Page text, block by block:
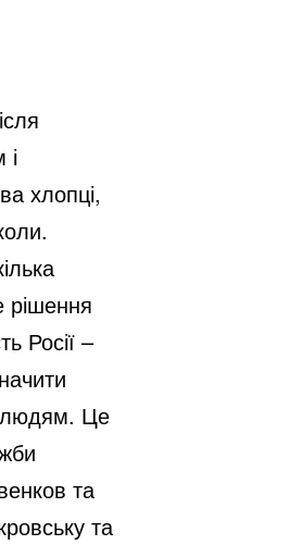
і
хлопці,
рішення
Росії –
людям. Це
та
та